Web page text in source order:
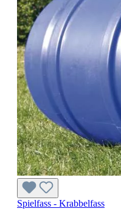
Spielfass - Krabbelfass